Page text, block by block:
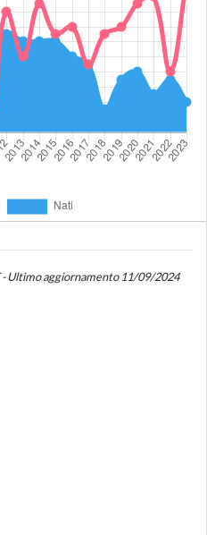
Ultimo aggiornamento 11/09/2024